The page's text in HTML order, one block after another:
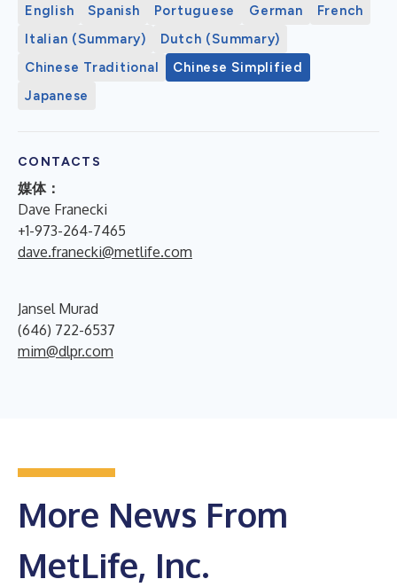
English Spanish Portuguese German
French
Italian (Summary)
Dutch (Summary)
Chinese Traditional
Chinese Simplified
Japanese
CONTACTS
媒体：
Dave Franecki
+1-973-264-7465
dave.franecki@metlife.com
Jansel Murad
(646) 722-6537
mim@dlpr.com
More News From
MetLife, Inc.